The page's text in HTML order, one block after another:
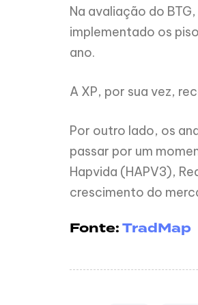
Na avaliação do
implementado os
ano.
A XP, por sua vez,
Por outro lado, os
passar por um
Hapvida (HAPV3),
crescimento do
Fonte:TradMap